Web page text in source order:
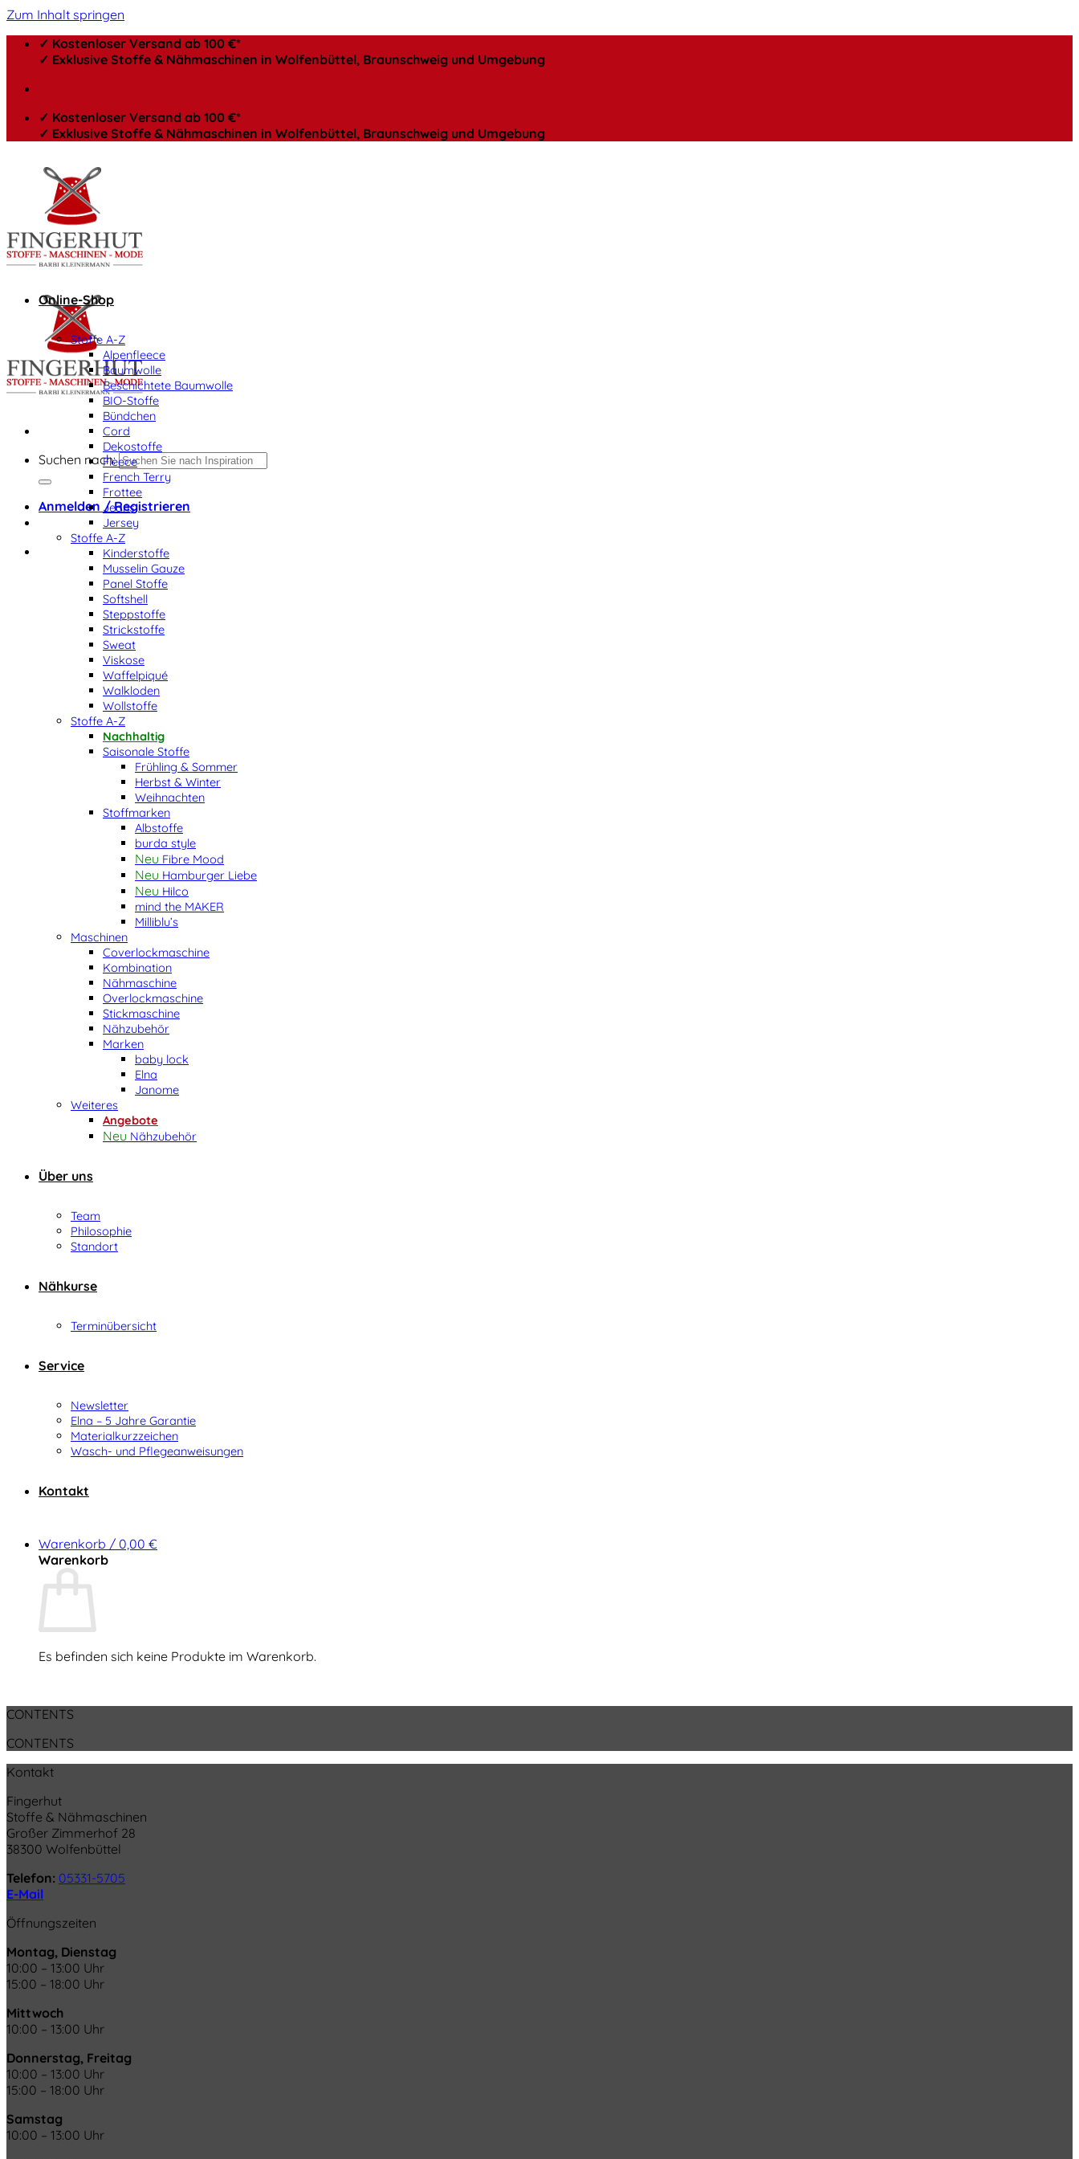
Zum Inhalt springen
✓ Kostenloser Versand ab 100 €*
✓ Exklusive Stoffe & Nähmaschinen in Wolfenbüttel, Braunschweig und Umgebung
✓ Kostenloser Versand ab 100 €*
✓ Exklusive Stoffe & Nähmaschinen in Wolfenbüttel, Braunschweig und Umgebung
Suchen nach:
Anmelden / Registrieren
Online-Shop
Stoffe A-Z
Alpenfleece
Baumwolle
Beschichtete Baumwolle
BIO-Stoffe
Bündchen
Cord
Dekostoffe
Fleece
French Terry
Frottee
Jeans
Jersey
Stoffe A-Z
Kinderstoffe
Musselin Gauze
Panel Stoffe
Softshell
Steppstoffe
Strickstoffe
Sweat
Viskose
Waffelpiqué
Walkloden
Wollstoffe
Stoffe A-Z
Nachhaltig
Saisonale Stoffe
Frühling & Sommer
Herbst & Winter
Weihnachten
Stoffmarken
Albstoffe
burda style
Fibre Mood
Hamburger Liebe
Hilco
mind the MAKER
Milliblu’s
Maschinen
Coverlockmaschine
Kombination
Nähmaschine
Overlockmaschine
Stickmaschine
Nähzubehör
Marken
baby lock
Elna
Janome
Weiteres
Angebote
Nähzubehör
Über uns
Team
Philosophie
Standort
Nähkurse
Terminübersicht
Service
Newsletter
Elna – 5 Jahre Garantie
Materialkurzzeichen
Wasch- und Pflegeanweisungen
Kontakt
Warenkorb / 0,00 €
Warenkorb
Es befinden sich keine Produkte im Warenkorb.
CONTENTS
CONTENTS
Kontakt
Fingerhut
Stoffe & Nähmaschinen
Großer Zimmerhof 28
38300 Wolfenbüttel
Telefon: 05331-5705
E-Mail
Öffnungszeiten
Montag, Dienstag
10:00 – 13:00 Uhr
15:00 – 18:00 Uhr
Mittwoch
10:00 – 13:00 Uhr
Donnerstag, Freitag
10:00 – 13:00 Uhr
15:00 – 18:00 Uhr
Samstag
10:00 – 13:00 Uhr